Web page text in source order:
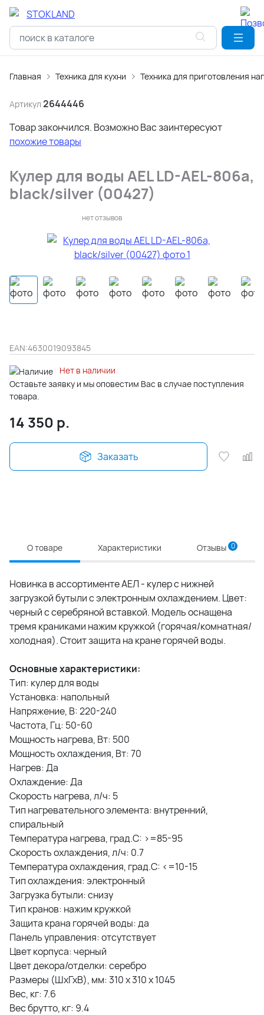
Главная Техника для кухни Техника для приготовления
Артикул 2644446
Товар закончился. Возможно Вас заинтересуют
похожие товары
Кулер для воды AEL LD-AEL-806a,
black/silver (00427)
нет отзывов
EAN:4630019093845
Нет в наличии
Оставьте заявку и мы оповестим Вас в случае поступления
товара.
14 350 р.
Заказать
О товаре Характеристики Отзывы 0
Новинка в ассортименте АЕЛ - кулер с нижней
загрузкой бутыли с электронным охлаждением. Цвет:
черный с серебряной вставкой. Модель оснащена
тремя краниками нажим кружкой (горячая/комнатная/
холодная). Стоит защита на кране горячей воды.
Основные характеристики:
Тип: кулер для воды
Установка: напольный
Напряжение, В: 220-240
Частота, Гц: 50-60
Мощность нагрева, Вт: 500
Мощность охлаждения, Вт: 70
Нагрев: Да
Охлаждение: Да
Скорость нагрева, л/ч: 5
Тип нагревательного элемента: внутренний,
спиральный
Температура нагрева, град.С: >=85-95
Скорость охлаждения, л/ч: 0.7
Температура охлаждения, град.С: <=10-15
Тип охлаждения: электронный
Загрузка бутыли: снизу
Тип кранов: нажим кружкой
Защита крана горячей воды: да
Панель управления: отсутствует
Цвет корпуса: черный
Цвет декора/отделки: серебро
Размеры (ШхГхВ), мм: 310 x 310 x 1045
Вес, кг: 7.6
Вес брутто, кг: 9.4